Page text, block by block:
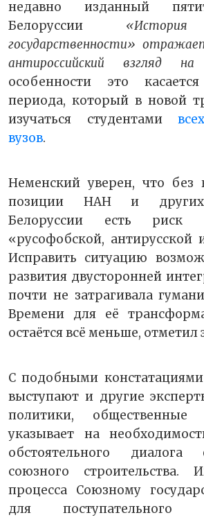
недавно изданный
Белоруссии «История
государственности»
антироссийский взгляд
особенности это касается
периода, который в новой
изучаться студентами
вузов.
Неменский уверен, что без
позиции НАН и других
Белоруссии есть риск
«русофобской, антирусской
Исправить ситуацию
развития двусторонней
почти не затрагивала
Времени для её
остаётся всё меньше, отметил
С подобными
выступают и другие
политики, общественные
указывает на
обстоятельного
союзного строительства.
процесса Союзному
для поступательного